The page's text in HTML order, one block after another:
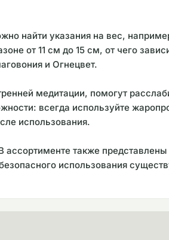
найти указания на вес,
от 11 см до 15 см, от чего
и Огнецвет.
медитации, помогут
всегда используйте
использования.
ассортименте также представлены
использования